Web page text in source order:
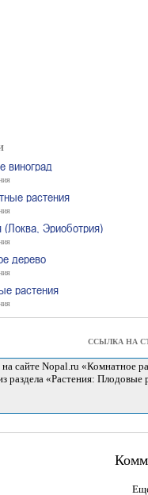
виноград
растения
Эриоботрия)
дерево
растения
ССЫЛКА НА